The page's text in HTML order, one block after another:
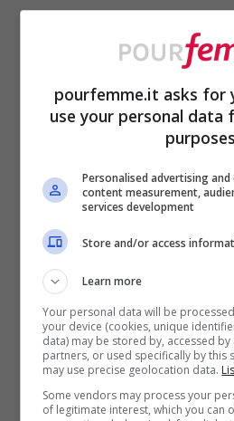
Per prima cosa
eliminando la
quella un po’ dura
via la base. Poi
centimetro, così in
leggermente
finocchi per 5-6
per farli
attenta a non
pourfemme.it asks for
use your personal
Personalised advertising
content measurement,
services development
Store and/or access
Learn more
Your personal data will be
your device (cookies, unique
data) may be stored by, accessed
partners, or used specifically by this
may use precise geolocation data.
Some vendors may process your
of legitimate interest, which you can